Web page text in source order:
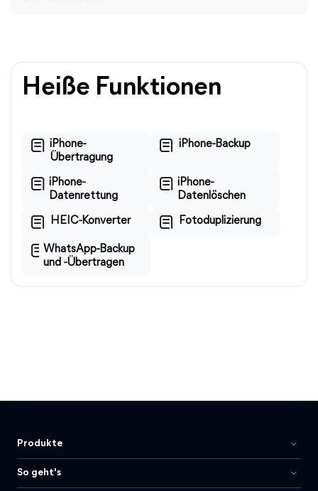
Heiße Funktionen
iPhone-
Übertragung
iPhone-Backup
iPhone-
Datenrettung
iPhone-
Datenlöschen
HEIC-Konverter Fotoduplizierung
WhatsApp-Backup
und -Übertragen
Produkte
So geht's